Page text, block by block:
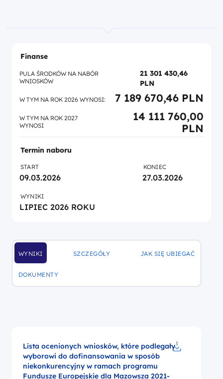
WYNIKI
DOFINANSOWANIA
SZCZEGÓŁY JAK SIĘ UBIEGAĆ
DOFINANSOWANIA
DOKUMENTY
Lista ocenionych wniosków, które podlegały
wyborowi do dofinansowania w sposób
niekonkurencyjny w ramach programu
Fundusze Europejskie dla Mazowsza 2021-
Finanse
PULA ŚRODKÓW NA NABÓR
WNIOSKÓW
21 301 430,46
PLN
W TYM NA ROK 2026 WYNOSI: 7 189 670,46 PLN
W TYM NA ROK 2027
WYNOSI
14 111 760,00
PLN
Termin naboru
START
09.03.2026
KONIEC
27.03.2026
WYNIKI
LIPIEC 2026 ROKU